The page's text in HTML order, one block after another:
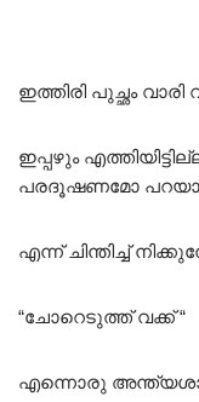
ഇത്തിരി പുച്ഛം വാരി
ഇപ്പഴും
പരദൂഷണമോ
എന്ന് ചിന്തിച്ച്
“ചോറെടുത്ത് വക്ക് “
എന്നൊരു